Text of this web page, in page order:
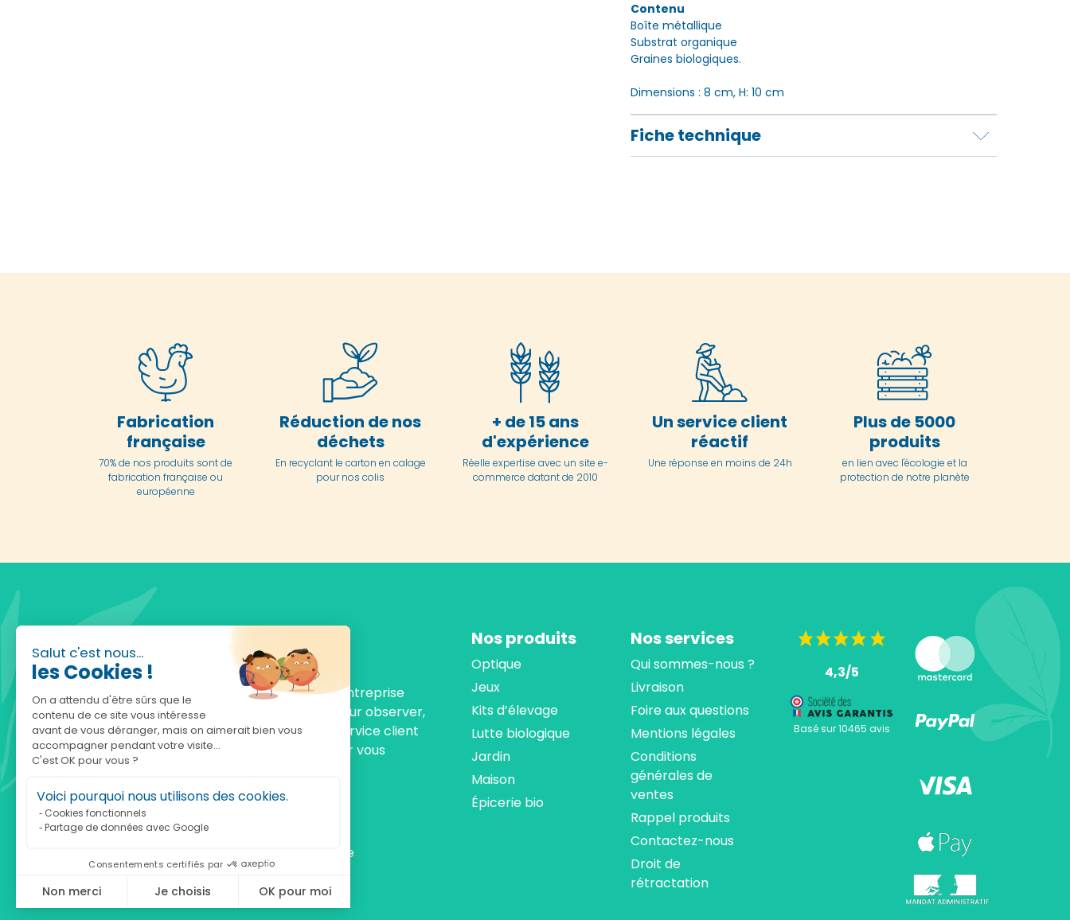
Salut c'est nous...
les Cookies !
On a attendu d'être sûrs que le
contenu de ce site vous intéresse
avant de vous déranger, mais on aimerait bien vous
accompagner pendant votre visite...
C'est OK pour vous ?
Voici pourquoi nous utilisons des cookies.
Cookies fonctionnels
Partage de données avec Google
Consentements certifiés par
Non merci Je choisis OK pour moi
Contenu
Boîte métallique
Substrat organique
Graines biologiques.
Dimensions : 8 cm, H: 10 cm
Fiche technique
Fabrication
française
70% de nos produits sont de
fabrication française ou
européenne
Réduction de nos
déchets
En recyclant le carton en calage
pour nos colis
+ de 15 ans
d'expérience
Réelle expertise avec un site e-
commerce datant de 2010
Un service client
réactif
Une réponse en moins de 24h
Plus de 5000
produits
en lien avec l'écologie et la
protection de notre planète
Fondée en 2010, achatnature.com est une entreprise
française qui réunit plus de 5000 produits pour observer,
comprendre et protéger la nature. Notre service client
est à votre écoute, du lundi au vendredi, pour vous
accompagner.
Notre adresse :
achatnature.com (Ethik & Nature)
160 rue Pierre Fallion - 69140 Rillieux-La-Pape
Nos produits
Optique
Jeux
Kits d’élevage
Lutte biologique
Jardin
Maison
Épicerie bio
Nos services
Qui sommes-nous ?
Livraison
Foire aux questions
Mentions légales
Conditions
générales de
ventes
Rappel produits
Contactez-nous
Droit de
rétractation
4,3/5
Basé sur 10465 avis